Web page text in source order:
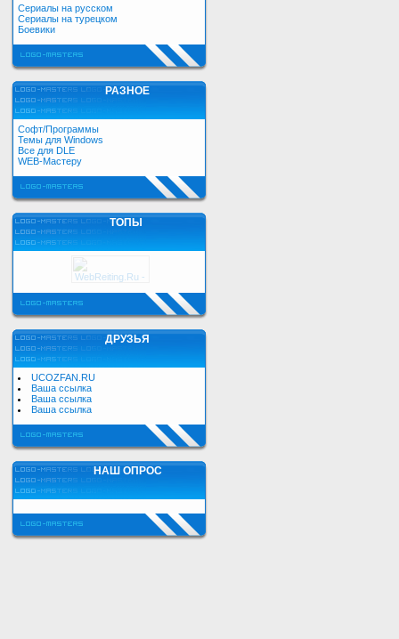
Сериалы на русском
Сериалы на турецком
Боевики
РАЗНОЕ
Софт/Программы
Темы для Windows
Все для DLE
WEB-Мастеру
ТОПЫ
ДРУЗЬЯ
UCOZFAN.RU
Ваша ссылка
Ваша ссылка
Ваша ссылка
НАШ ОПРОС